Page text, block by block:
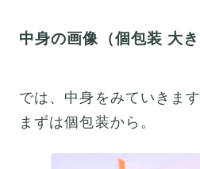
中身の画像（個包装 大き
では、中身をみていきます
まずは個包装から。